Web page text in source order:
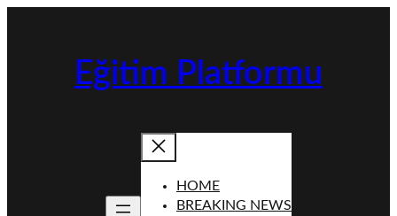
Eğitim Platformu
HOME
BREAKING NEWS